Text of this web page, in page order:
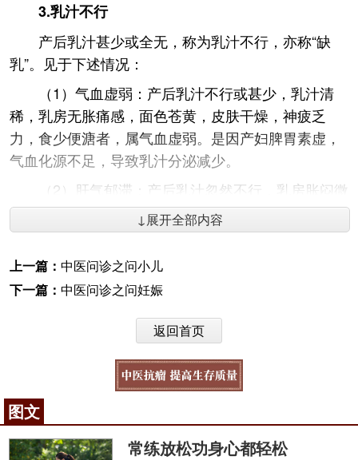
3.乳汁不行
产后乳汁甚少或全无，称为乳汁不行，亦称“缺
乳”。见于下述情况：
（1）气血虚弱：产后乳汁不行或甚少，乳汁清
稀，乳房无胀痛感，面色苍黄，皮肤干燥，神疲乏
力，食少便溏者，属气血虚弱。是因产妇脾胃素虚，
气血化源不足，导致乳汁分泌减少。
（2）肝气郁滞：产后乳汁忽然不行，乳房胀闷微
痛，精神抑郁，胸胁不舒，食欲减退者，属肝气郁
滞，多因产后情志抑郁，肝失条达，气机不畅，乳络
涩滞而致。
（3）血脉壅滞：产后乳汁不行或全无，乳房硬痛
块者，属血脉壅滞。多因产后气血瘀阻，
010-87876186
↓展开全部内容
上一篇： 中医问诊之问小儿
下一篇： 中医问诊之问妊娠
返回首页
图文
常练放松功身心都轻松